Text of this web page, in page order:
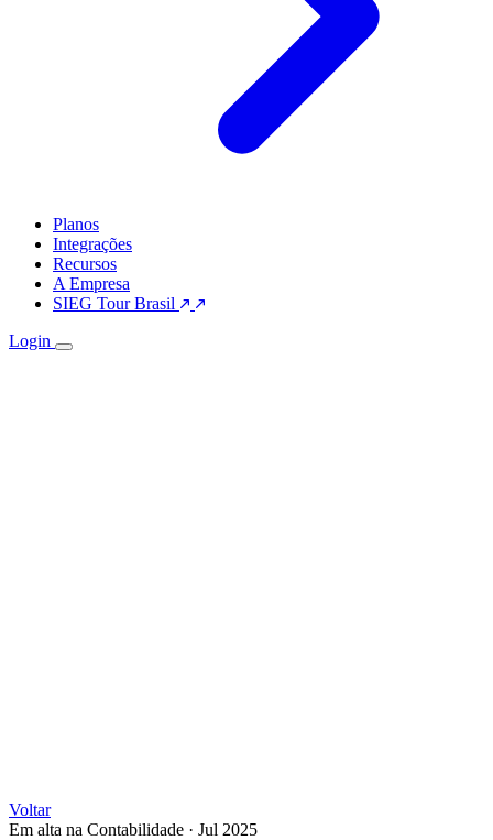
Planos
Integrações
Recursos
A Empresa
SIEG Tour Brasil
Login
Voltar
Em alta na Contabilidade · Jul 2025